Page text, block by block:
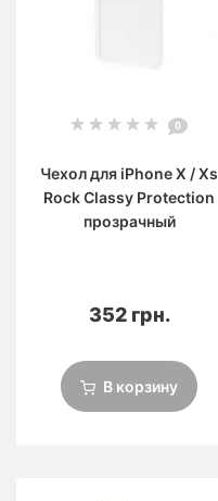
0
Чехол для iPhone X / Xs
Rock Classy Protection
прозрачный
352 грн.
В корзину